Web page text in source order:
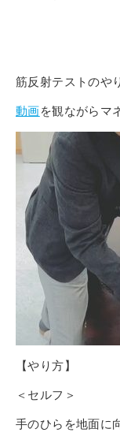
筋反射テストのや
動画を観ながらマ
【やり方】
＜セルフ＞
手のひらを地面に